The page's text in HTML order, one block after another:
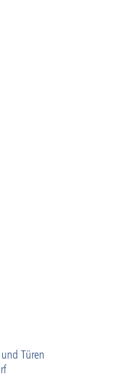
Türen